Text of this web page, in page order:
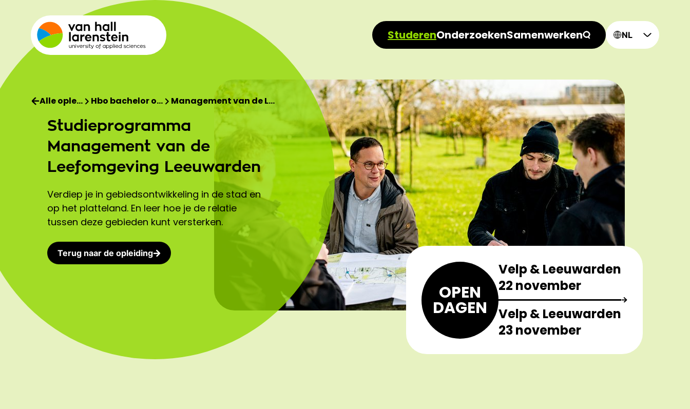
StuderenOnderzoekenSamenwerken NL
Alle ople… Hbo bachelor o… Management van de L…
Studieprogramma
Management van de
Leefomgeving Leeuwarden
Verdiep je in gebiedsontwikkeling in de stad en
op het platteland. En leer hoe je de relatie
tussen deze gebieden kunt versterken.
Terug naar de opleiding
OPEN
DAGEN
Velp & Leeuwarden
22 november
Velp & Leeuwarden
23 november